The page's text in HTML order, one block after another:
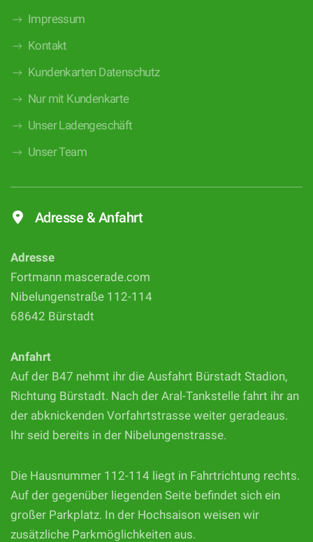
Impressum
Kontakt
Kundenkarten Datenschutz
Nur mit Kundenkarte
Unser Ladengeschäft
Unser Team
Adresse & Anfahrt
Adresse
Fortmann mascerade.com
Nibelungenstraße 112-114
68642 Bürstadt
Anfahrt
Auf der B47 nehmt ihr die Ausfahrt Bürstadt Stadion,
Richtung Bürstadt. Nach der Aral-Tankstelle fahrt ihr an
der abknickenden Vorfahrtstrasse weiter geradeaus.
Ihr seid bereits in der Nibelungenstrasse.
Die Hausnummer 112-114 liegt in Fahrtrichtung rechts.
Auf der gegenüber liegenden Seite befindet sich ein
großer Parkplatz. In der Hochsaison weisen wir
zusätzliche Parkmöglichkeiten aus.